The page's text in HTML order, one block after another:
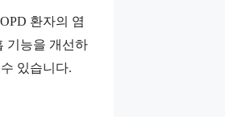
환자의 염
기능을 개선하
있습니다.